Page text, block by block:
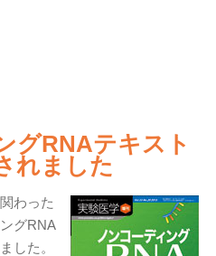
グRNAテキスト
れました
わった
グRNA
した。